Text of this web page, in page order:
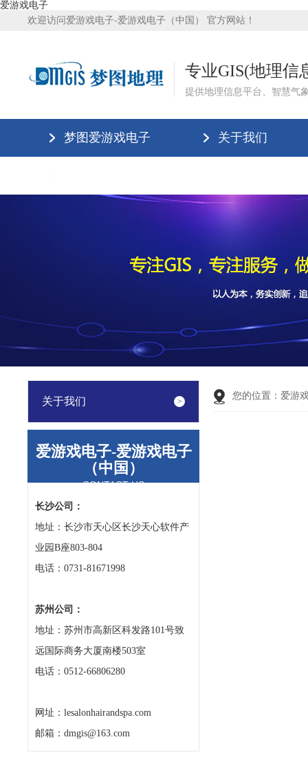
爱游戏电子
欢迎访问爱游戏电子-爱游戏电子（中国） 官方网站！
专业GIS(地理信
提供地理信息平台、智慧气
梦图爱游戏电子 关于我们
关于我们
爱游戏电子-爱游戏电子
（中国）
CONTACT US
长沙公司：
地址：长沙市天心区长沙天心软件产
业园B座803-804
电话：0731-81671998
苏州公司：
地址：苏州市高新区科发路101号致
远国际商务大厦南楼503室
电话：0512-66806280
网址：lesalonhairandspa.com
邮箱：dmgis@163.com
您的位置： 爱游